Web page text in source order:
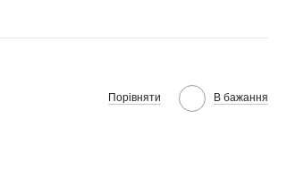
Порівняти В бажання